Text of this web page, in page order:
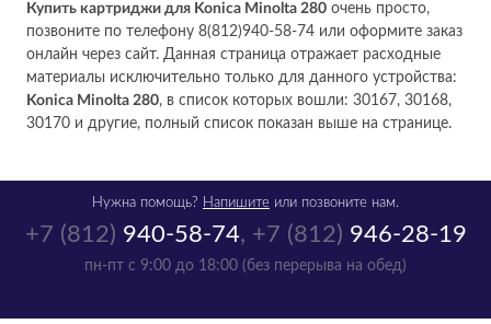
Купить картриджи для Konica Minolta 280 очень просто,
позвоните по телефону 8(812)940-58-74 или оформите заказ
онлайн через сайт. Данная страница отражает расходные
материалы исключительно только для данного устройства:
Konica Minolta 280, в список которых вошли: 30167, 30168,
30170 и другие, полный список показан выше на странице.
+7 (812) 940-58-74, +7 (812) 946-28-19
пн-пт с 9:00 до 18:00 (без перерыва на обед)
Нужна помощь? Напишите или позвоните нам.